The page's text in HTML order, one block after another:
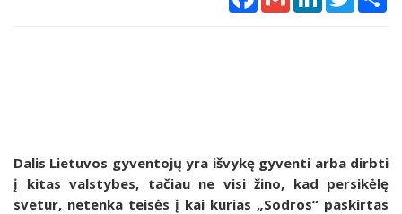
Dalis Lietuvos gyventojų yra išvykę gyventi arba dirbti
į kitas valstybes, tačiau ne visi žino, kad persikėlę
svetur, netenka teisės į kai kurias „Sodros“ paskirtas